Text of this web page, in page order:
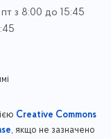
з 8:00 до 15:45
Creative Commons
, якщо не зазначено